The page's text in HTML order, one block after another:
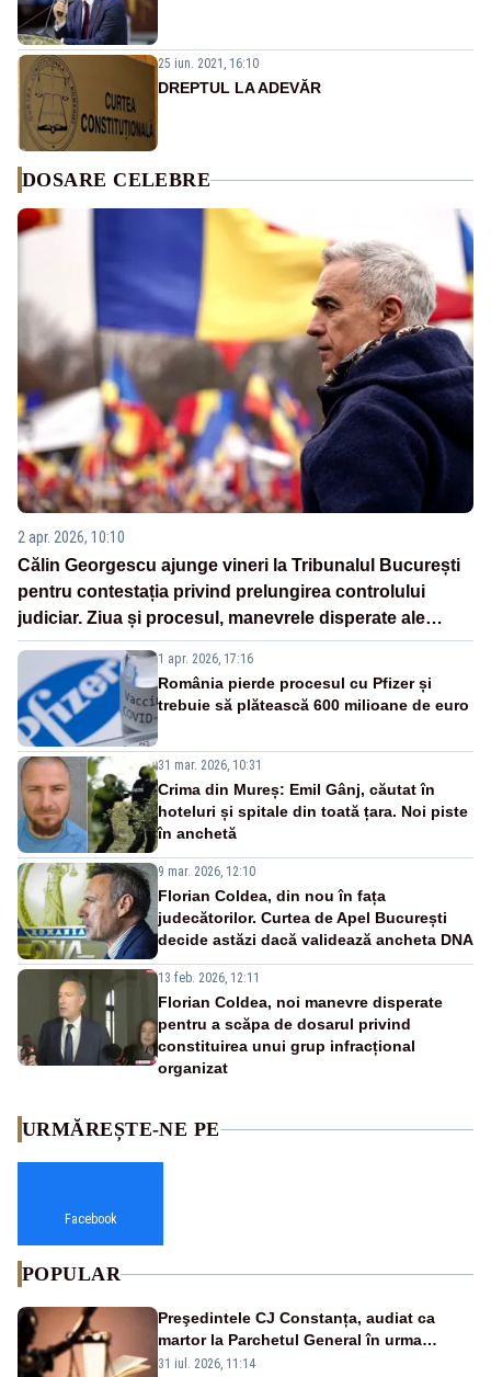
25 iun. 2021, 16:10
DREPTUL LA ADEVĂR
DOSARE CELEBRE
2 apr. 2026, 10:10
Călin Georgescu ajunge vineri la Tribunalul București
pentru contestația privind prelungirea controlului
judiciar. Ziua și procesul, manevrele disperate ale
Sistemului
1 apr. 2026, 17:16
România pierde procesul cu Pfizer și
trebuie să plătească 600 milioane de euro
31 mar. 2026, 10:31
Crima din Mureș: Emil Gânj, căutat în
hoteluri și spitale din toată țara. Noi piste
în anchetă
9 mar. 2026, 12:10
Florian Coldea, din nou în fața
judecătorilor. Curtea de Apel București
decide astăzi dacă validează ancheta DNA
13 feb. 2026, 12:11
Florian Coldea, noi manevre disperate
pentru a scăpa de dosarul privind
constituirea unui grup infracțional
organizat
URMĂREȘTE-NE PE
Facebook
POPULAR
Preşedintele CJ Constanța, audiat ca
martor la Parchetul General în urma
percheziţiei la firma unde este acţionar
31 iul. 2026, 11:14